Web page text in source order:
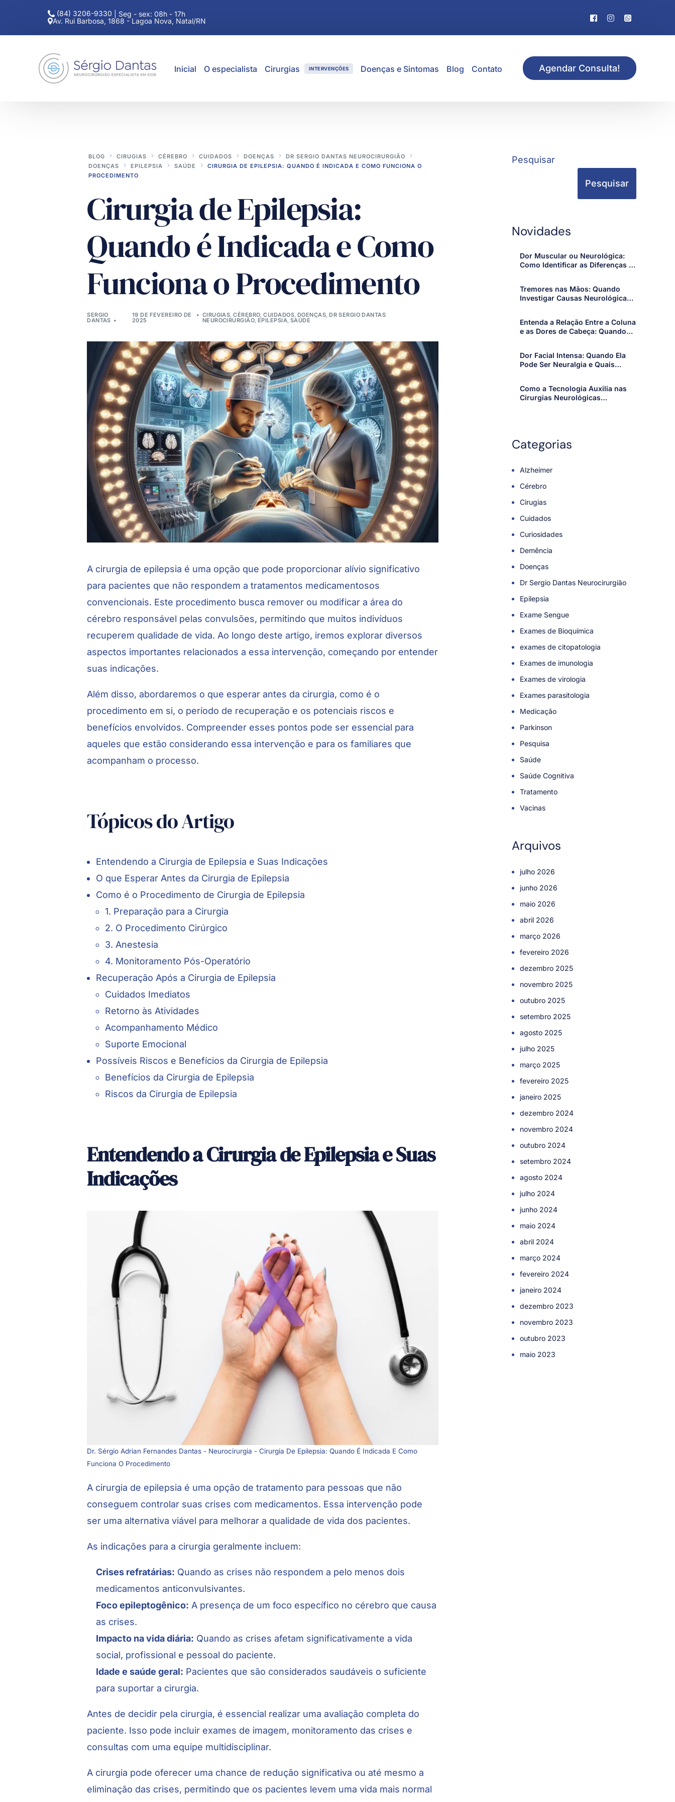
(84) 3206-9330
Seg - sex: 08h - 17h
Av. Rui Barbosa, 1868 - Lagoa Nova, Natal/RN
Inicial O especialista Cirurgias INTERVENÇÕES Doenças e Sintomas Blog Contato Agendar Consulta!
BLOG CIRUGIAS CÉREBRO CUIDADOS DOENÇAS
DR SERGIO DANTAS NEUROCIRURGIÃO
DOENÇAS
EPILEPSIA SAÚDE
CIRURGIA DE EPILEPSIA: QUANDO É INDICADA E COMO FUNCIONA O
PROCEDIMENTO
Cirurgia de Epilepsia:
Quando é Indicada e Como
Funciona o Procedimento
SERGIO
DANTAS
19 DE FEVEREIRO DE
2025
CIRUGIAS ,CÉREBRO ,CUIDADOS DOENÇAS ,DR SERGIO DANTAS
NEUROCIRURGIÃO ,EPILEPSIA, SAÚDE
A cirurgia de epilepsia é uma opção que pode proporcionar alívio significativo
para pacientes que não respondem a tratamentos medicamentosos
convencionais. Este procedimento busca remover ou modificar a área do
cérebro responsável pelas convulsões, permitindo que muitos indivíduos
recuperem qualidade de vida. Ao longo deste artigo, iremos explorar diversos
aspectos importantes relacionados a essa intervenção, começando por entender
suas indicações.
Além disso, abordaremos o que esperar antes da cirurgia, como é o
procedimento em si, o período de recuperação e os potenciais riscos e
benefícios envolvidos. Compreender esses pontos pode ser essencial para
aqueles que estão considerando essa intervenção e para os familiares que
acompanham o processo.
Tópicos do Artigo
Entendendo a Cirurgia de Epilepsia e Suas Indicações
O que Esperar Antes da Cirurgia de Epilepsia
Como é o Procedimento de Cirurgia de Epilepsia
1. Preparação para a Cirurgia
2. O Procedimento Cirúrgico
3. Anestesia
4. Monitoramento Pós-Operatório
Recuperação Após a Cirurgia de Epilepsia
Cuidados Imediatos
Retorno às Atividades
Acompanhamento Médico
Suporte Emocional
Possíveis Riscos e Benefícios da Cirurgia de Epilepsia
Benefícios da Cirurgia de Epilepsia
Riscos da Cirurgia de Epilepsia
Entendendo a Cirurgia de Epilepsia e Suas
Indicações
Dr. Sérgio Adrian Fernandes Dantas - Neurocirurgia - Cirurgia De Epilepsia: Quando É Indicada E Como
Funciona O Procedimento
A cirurgia de epilepsia é uma opção de tratamento para pessoas que não
conseguem controlar suas crises com medicamentos. Essa intervenção pode
ser uma alternativa viável para melhorar a qualidade de vida dos pacientes.
As indicações para a cirurgia geralmente incluem:
Crises refratárias: Quando as crises não respondem a pelo menos dois
medicamentos anticonvulsivantes.
Foco epileptogênico: A presença de um foco específico no cérebro que causa
as crises.
Impacto na vida diária: Quando as crises afetam significativamente a vida
social, profissional e pessoal do paciente.
Idade e saúde geral: Pacientes que são considerados saudáveis o suficiente
para suportar a cirurgia.
Antes de decidir pela cirurgia, é essencial realizar uma avaliação completa do
paciente. Isso pode incluir exames de imagem, monitoramento das crises e
consultas com uma equipe multidisciplinar.
A cirurgia pode oferecer uma chance de redução significativa ou até mesmo a
eliminação das crises, permitindo que os pacientes levem uma vida mais normal
Pesquisar
Pesquisar
Novidades
Dor Muscular ou Neurológica:
Como Identificar as Diferenças e
Tremores nas Mãos: Quando
Investigar Causas Neurológicas
Entenda a Relação Entre a Coluna
e as Dores de Cabeça: Quando
Dor Facial Intensa: Quando Ela
Pode Ser Neuralgia e Quais
Como a Tecnologia Auxilia nas
Cirurgias Neurológicas
Categorias
Alzheimer
Cérebro
Cirugias
Cuidados
Curiosidades
Demência
Doenças
Dr Sergio Dantas Neurocirurgião
Epilepsia
Exame Sengue
Exames de Bioquímica
exames de citopatologia
Exames de imunologia
Exames de virologia
Exames parasitologia
Medicação
Parkinson
Pesquisa
Saúde
Saúde Cognitiva
Tratamento
Vacinas
Arquivos
julho 2026
junho 2026
maio 2026
abril 2026
março 2026
fevereiro 2026
dezembro 2025
novembro 2025
outubro 2025
setembro 2025
agosto 2025
julho 2025
março 2025
fevereiro 2025
janeiro 2025
dezembro 2024
novembro 2024
outubro 2024
setembro 2024
agosto 2024
julho 2024
junho 2024
maio 2024
abril 2024
março 2024
fevereiro 2024
janeiro 2024
dezembro 2023
novembro 2023
outubro 2023
maio 2023